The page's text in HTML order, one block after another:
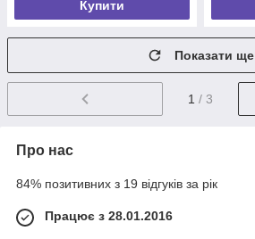
Купити
Показати ще
1 / 3
Про нас
84% позитивних з 19 відгуків за рік
Працює з 28.01.2016